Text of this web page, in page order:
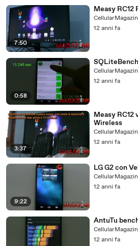
7:50
Measy RC12
12 anni fa
0:58
12 anni fa
3:37
Measy RC12
Wireless
12 anni fa
9:22
LG G2 con
12 anni fa
AntuTu
12 anni fa